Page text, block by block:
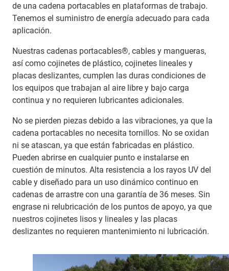
de una cadena portacables en plataformas de trabajo.
Tenemos el suministro de energía adecuado para cada
aplicación.
Nuestras cadenas portacables®, cables y mangueras,
así como cojinetes de plástico, cojinetes lineales y
placas deslizantes, cumplen las duras condiciones de
los equipos que trabajan al aire libre y bajo carga
continua y no requieren lubricantes adicionales.
No se pierden piezas debido a las vibraciones, ya que la
cadena portacables no necesita tornillos. No se oxidan
ni se atascan, ya que están fabricadas en plástico.
Pueden abrirse en cualquier punto e instalarse en
cuestión de minutos. Alta resistencia a los rayos UV del
cable y diseñado para un uso dinámico continuo en
cadenas de arrastre con una garantía de 36 meses. Sin
engrase ni relubricación de los puntos de apoyo, ya que
nuestros cojinetes lisos y lineales y las placas
deslizantes no requieren mantenimiento ni lubricación.